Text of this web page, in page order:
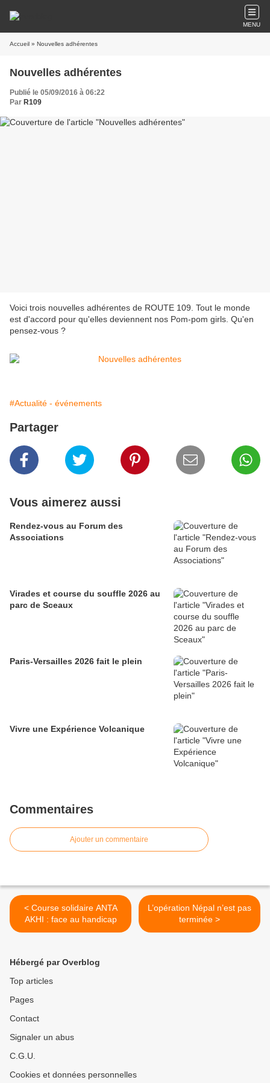
MENU
Accueil » Nouvelles adhérentes
Nouvelles adhérentes
Publié le 05/09/2016 à 06:22
Par R109
Voici trois nouvelles adhérentes de ROUTE 109. Tout le monde
est d'accord pour qu'elles deviennent nos Pom-pom girls. Qu'en
pensez-vous ?
#Actualité - événements
Partager
Vous aimerez aussi
Rendez-vous au Forum des
Associations
Virades et course du souffle 2026 au
parc de Sceaux
Paris-Versailles 2026 fait le plein
Vivre une Expérience Volcanique
Commentaires
Ajouter un commentaire
< Course solidaire ANTA
AKHI : face au handicap
L’opération Népal n’est pas
terminée >
Hébergé par Overblog
Top articles
Pages
Contact
Signaler un abus
C.G.U.
Cookies et données personnelles